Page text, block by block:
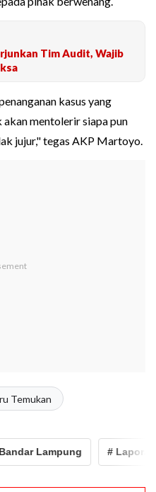
Tim Audit, Wajib
kasus yang
mentolerir siapa pun
jujur," tegas AKP Martoyo.
Temukan
Lampung # Laporan